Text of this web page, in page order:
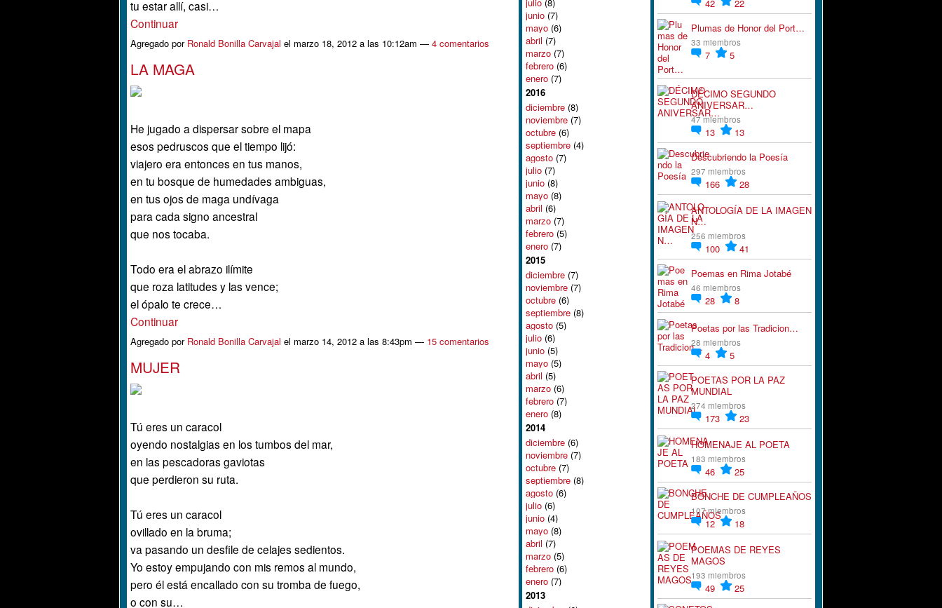
tu estar allí, casi…
Continuar
Agregado por Ronald Bonilla Carvajal el marzo 18, 2012 a las 10:12am — 4 comentarios
LA MAGA
He jugado a dispersar sobre el mapa
esos pedruscos que el tiempo lijó:
viajero era entonces en tus manos,
en tu bosque de humedades ambiguas,
en tus ojos de maga undívaga
para cada signo ancestral
que nos tocaba.
Todo era el abrazo ilímite
que roza latitudes y las vence;
el ópalo te crece…
Continuar
Agregado por Ronald Bonilla Carvajal el marzo 14, 2012 a las 8:43pm — 15 comentarios
MUJER
Tú eres un caracol
oyendo nostalgias en los tumbos del mar,
en las pescadoras gaviotas
que perdieron su ruta.
Tú eres un caracol
ovillado en la bruma;
va pasando un desfile de celajes sedientos.
Yo estoy empujando con mis remos al mundo,
pero él está encallado con su tromba de fuego,
o con su…
junio (7)
mayo (6)
abril (7)
marzo (7)
febrero (6)
enero (7)
2016
diciembre (8)
noviembre (7)
octubre (6)
septiembre (4)
agosto (7)
julio (7)
junio (8)
mayo (8)
abril (6)
marzo (7)
febrero (5)
enero (7)
2015
diciembre (7)
noviembre (7)
octubre (6)
septiembre (8)
agosto (5)
julio (6)
junio (5)
mayo (5)
abril (5)
marzo (6)
febrero (7)
enero (8)
2014
diciembre (6)
noviembre (7)
octubre (7)
septiembre (8)
agosto (6)
julio (6)
junio (4)
mayo (8)
abril (7)
marzo (5)
febrero (6)
enero (7)
2013
42
22
Plumas de Honor del Port…
33 miembros
7 5
DÉCIMO SEGUNDO
ANIVERSAR…
47 miembros
13
13
Descubriendo la Poesía
297 miembros
166
28
ANTOLOGÍA DE LA IMAGEN
N…
256 miembros
100
41
Poemas en Rima Jotabé
46 miembros
28 8
Poetas por las Tradicion…
28 miembros
4
5
POETAS POR LA PAZ
MUNDIAL
274 miembros
173
23
HOMENAJE AL POETA
183 miembros
46
25
BONCHE DE CUMPLEAÑOS
107 miembros
12
18
POEMAS DE REYES
MAGOS
193 miembros
49
25